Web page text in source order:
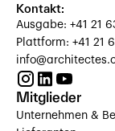
Kontakt:
Ausgabe: +41 21
Plattform: +41 21
Mitglieder
Unternehmen &